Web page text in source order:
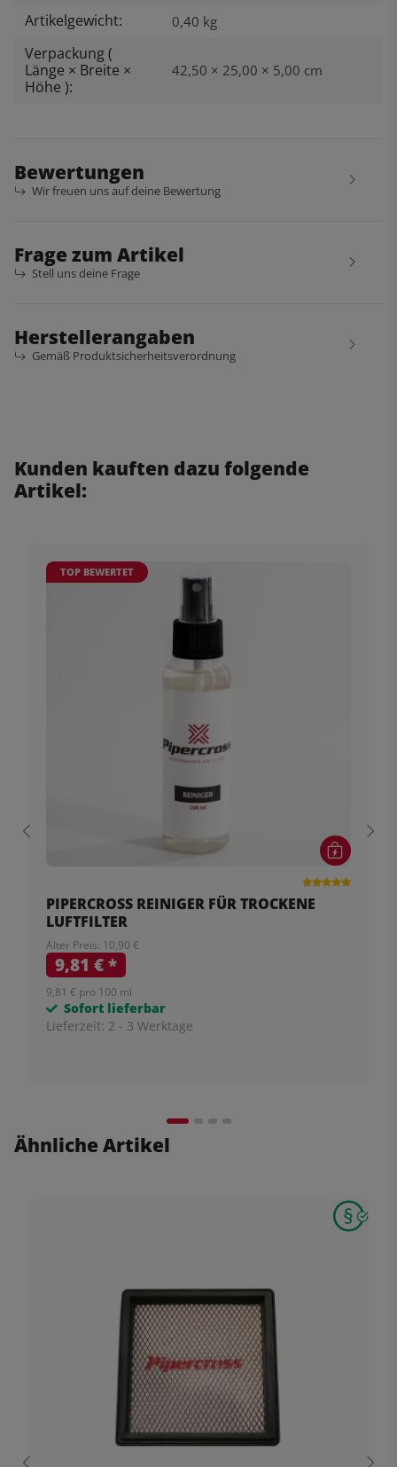
Artikelgewicht: 0,40 kg
Verpackung (
Länge × Breite ×
Höhe ):
42,50 × 25,00 × 5,00 cm
Bewertungen
Wir freuen uns auf deine Bewertung
Frage zum Artikel
Stell uns deine Frage
Herstellerangaben
Gemäß Produktsicherheitsverordnung
Kunden kauften dazu folgende
Artikel:
TOP BEWERTET
PIPERCROSS REINIGER FÜR TROCKENE
LUFTFILTER
Alter Preis: 10,90 €
9,81 €*
9,81 € pro 100 ml
Sofort lieferbar
Lieferzeit: 2 - 3 Werktage
Ähnliche Artikel